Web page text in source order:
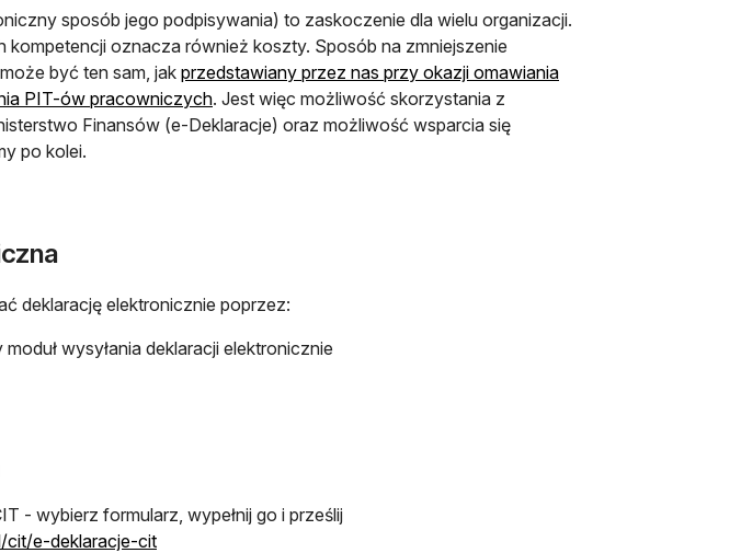
sposób jego podpisywania) to zaskoczenie dla wielu organizacji.
oznacza również koszty. Sposób na zmniejszenie
być ten sam, jak przedstawiany przez nas przy okazji omawiania
PIT-ów pracowniczych. Jest więc możliwość skorzystania z
Finansów (e-Deklaracje) oraz możliwość wsparcia się
po kolei.
deklarację elektronicznie poprzez:
wysyłania deklaracji elektronicznie
- wybierz formularz, wypełnij go i prześlij
cit/e-deklaracje-citotwiera się w nowej karcie